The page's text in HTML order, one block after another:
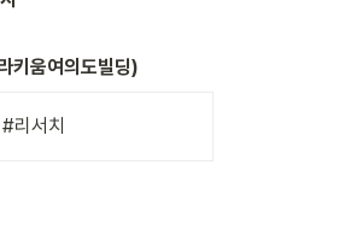
키움여의도빌딩)
리서치